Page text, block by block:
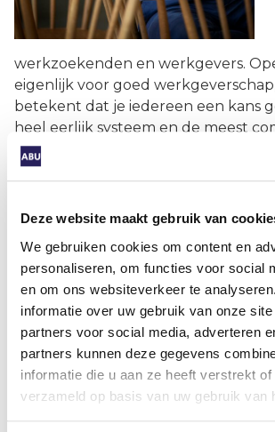
Deze website maakt gebruik van
We gebruiken cookies om content en
personaliseren, om functies voor social
en om ons websiteverkeer te
informatie over uw gebruik van onze
partners voor social media, adverteren
partners kunnen deze gegevens
informatie die u aan ze heeft verstrekt
verzameld op basis van uw gebruik van
werkzoekenden en werkgevers.
eigenlijk voor goed
betekent dat je iedereen een kans
heel eerlijk systeem en de meest
van inclusie, omdat je kandidaten
oneigenlijke gronden uitsluit. Er
de deur echt volledig openstaat.
iemands verleden, diploma’s, reden
werkloosheid of wat dan ook. De
uitzondering zijn vragen die
Babywinkelketen Mamaloes had in
in Nederland met open hiring. Hun
tien kilo tillen en vier uur op je
hebben wij werk voor je.’ Heel
naar motivatie? Motivatie toont een
door op gesprek te komen.